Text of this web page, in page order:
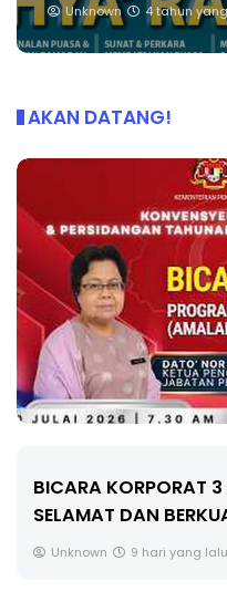
Unknown 4 tahun
AKAN DATANG!
BICARA KORPORAT
SELAMAT DAN
Unknown 9 hari yang lalu